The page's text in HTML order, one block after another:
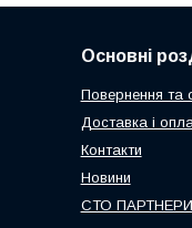
Основні
Повернення та
Доставка і
Контакти
Новини
СТО ПАРТНЕРИ